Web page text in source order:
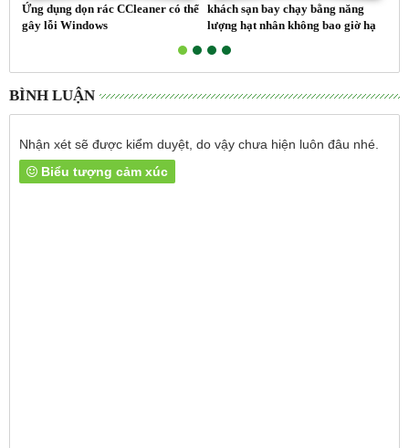
Ứng dụng dọn rác CCleaner có thể
gây lỗi Windows
khách sạn bay chạy bằng năng
lượng hạt nhân không bao giờ hạ
BÌNH LUẬN
Nhận xét sẽ được kiểm duyệt, do vậy chưa hiện luôn đâu nhé.
Biểu tượng cảm xúc